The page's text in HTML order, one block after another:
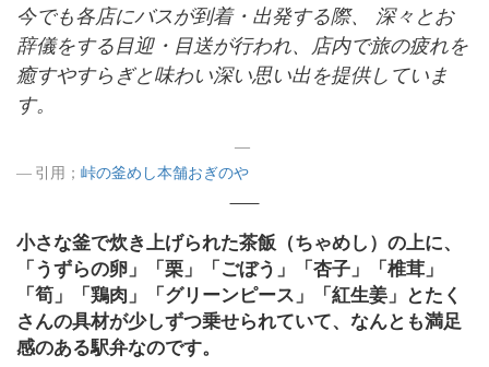
今でも各店にバスが到着・出発する際、 深々とお
辞儀をする目迎・目送が行われ、店内で旅の疲れを
癒すやすらぎと味わい深い思い出を提供していま
す。
引用； 峠の釜めし本舗おぎのや
小さな釜で炊き上げられた茶飯（ちゃめし）の上に、
「うずらの卵」「栗」「ごぼう」「杏子」「椎茸」
「筍」「鶏肉」「グリーンピース」「紅生姜」とたく
さんの具材が少しずつ乗せられていて、なんとも満足
感のある駅弁なのです。